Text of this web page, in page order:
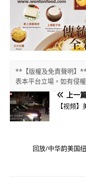
**【版權及免責聲明】
表本平台立場。如有侵
上一
【视频
回放/中华韵美国